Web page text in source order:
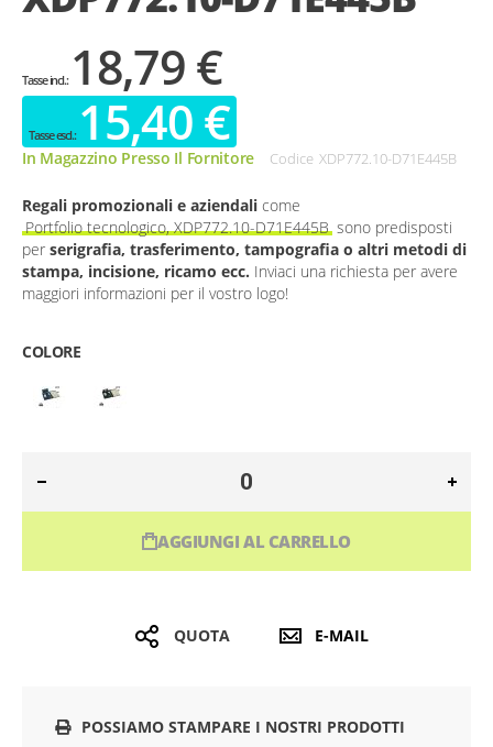
18,79 €
15,40 €
In Magazzino Presso Il Fornitore Codice XDP772.10-D71E445B
Regali promozionali e aziendali come
Portfolio tecnologico, XDP772.10-D71E445B sono predisposti
per serigrafia, trasferimento, tampografia o altri metodi di
stampa, incisione, ricamo ecc. Inviaci una richiesta per avere
maggiori informazioni per il vostro logo!
COLORE
AGGIUNGI AL CARRELLO
QUOTA E-MAIL
POSSIAMO STAMPARE I NOSTRI PRODOTTI